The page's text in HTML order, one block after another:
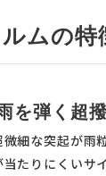
ムの特
を弾く超
細な突起が雨
たりにくいサ